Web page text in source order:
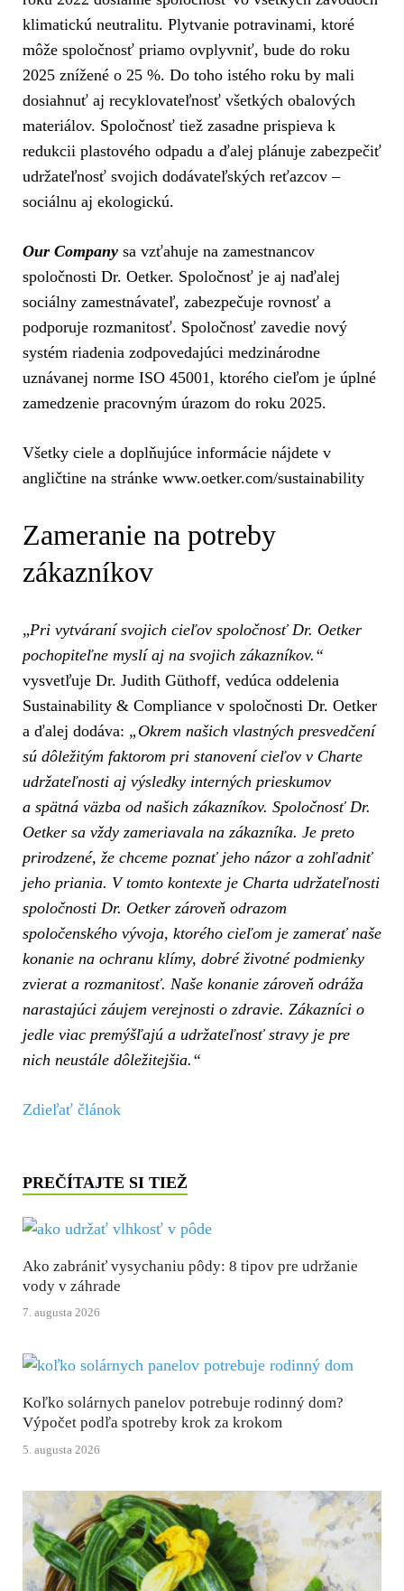
klimatickú neutralitu. Plytvanie potravinami, ktoré
môže spoločnosť priamo ovplyvniť, bude do roku
2025 znížené o 25 %. Do toho istého roku by mali
dosiahnuť aj recyklovateľnosť všetkých obalových
materiálov. Spoločnosť tiež zasadne prispieva k
redukcii plastového odpadu a ďalej plánuje zabezpečiť
udržateľnosť svojich dodávateľských reťazcov –
sociálnu aj ekologickú.
Our Company sa vzťahuje na zamestnancov
spoločnosti Dr. Oetker. Spoločnosť je aj naďalej
sociálny zamestnávateľ, zabezpečuje rovnosť a
podporuje rozmanitosť. Spoločnosť zavedie nový
systém riadenia zodpovedajúci medzinárodne
uznávanej norme ISO 45001, ktorého cieľom je úplné
zamedzenie pracovným úrazom do roku 2025.
Všetky ciele a doplňujúce informácie nájdete v
angličtine na stránke www.oetker.com/sustainability
Zameranie na potreby
zákazníkov
„Pri vytváraní svojich cieľov spoločnosť Dr. Oetker
pochopiteľne myslí aj na svojich zákazníkov.“
vysvetľuje Dr. Judith Güthoff, vedúca oddelenia
Sustainability & Compliance v spoločnosti Dr. Oetker
a ďalej dodáva: „Okrem našich vlastných presvedčení
sú dôležitým faktorom pri stanovení cieľov v Charte
udržateľnosti aj výsledky interných prieskumov
a spätná väzba od našich zákazníkov. Spoločnosť Dr.
Oetker sa vždy zameriavala na zákazníka. Je preto
prirodzené, že chceme poznať jeho názor a zohľadniť
jeho priania. V tomto kontexte je Charta udržateľnosti
spoločnosti Dr. Oetker zároveň odrazom
spoločenského vývoja, ktorého cieľom je zamerať naše
konanie na ochranu klímy, dobré životné podmienky
zvierat a rozmanitosť. Naše konanie zároveň odráža
narastajúci záujem verejnosti o zdravie. Zákazníci o
jedle viac premýšľajú a udržateľnosť stravy je pre
nich neustále dôležitejšia.“
Zdieľať článok
PREČÍTAJTE SI TIEŽ
Ako zabrániť vysychaniu pôdy: 8 tipov pre udržanie
vody v záhrade
7. augusta 2026
Koľko solárnych panelov potrebuje rodinný dom?
Výpočet podľa spotreby krok za krokom
5. augusta 2026